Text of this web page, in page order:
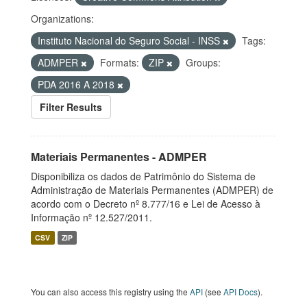
Organizations:
Instituto Nacional do Seguro Social - INSS
Tags:
ADMPER
Formats: ZIP
Groups:
PDA 2016 A 2018
Filter Results
Materiais Permanentes - ADMPER
Disponibiliza os dados de Patrimônio do Sistema de
Administração de Materiais Permanentes (ADMPER) de
acordo com o Decreto nº 8.777/16 e Lei de Acesso à
Informação nº 12.527/2011.
CSV ZIP
You can also access this registry using the API (see API Docs).